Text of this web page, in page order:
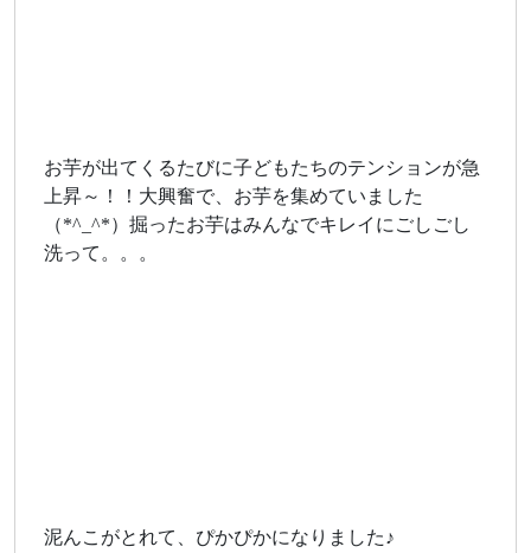
お芋が出てくるたびに子どもたちのテンションが急
上昇～！！大興奮で、お芋を集めていました
（*^_^*）掘ったお芋はみんなでキレイにごしごし
洗って。。。
泥んこがとれて、ぴかぴかになりました♪